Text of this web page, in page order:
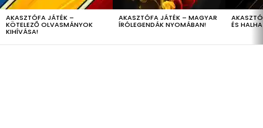
AKASZTÓFA JÁTÉK –
KÖTELEZŐ OLVASMÁNYOK
KIHÍVÁSA!
AKASZTÓFA JÁTÉK – MAGYAR
ÍRÓLEGENDÁK NYOMÁBAN! ÉS